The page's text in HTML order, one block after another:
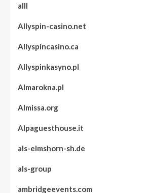
alll
Allyspin-casino.net
Allyspincasino.ca
Allyspinkasyno.pl
Almarokna.pl
Almissa.org
Alpaguesthouse.it
als-elmshorn-sh.de
als-group
ambridgeevents.com